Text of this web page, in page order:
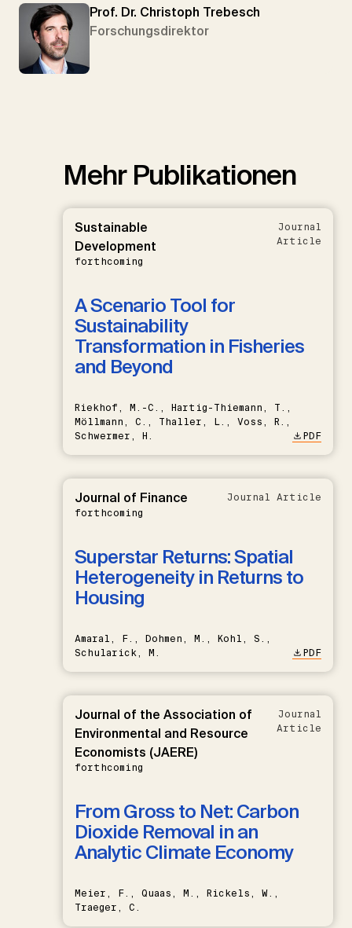
Prof. Dr. Christoph Trebesch
Forschungsdirektor
Mehr Publikationen
Sustainable
Development
forthcoming
Journal
Article
A Scenario Tool for
Sustainability
Transformation in Fisheries
and Beyond
Riekhof, M.-C., Hartig-Thiemann, T.,
Möllmann, C., Thaller, L., Voss, R.,
Schwermer, H.
PDF
Journal of Finance
forthcoming
Journal Article
Superstar Returns: Spatial
Heterogeneity in Returns to
Housing
Amaral, F., Dohmen, M., Kohl, S.,
Schularick, M.
PDF
Journal of the Association of
Environmental and Resource
Economists (JAERE)
forthcoming
Journal
Article
From Gross to Net: Carbon
Dioxide Removal in an
Analytic Climate Economy
Meier, F., Quaas, M., Rickels, W.,
Traeger, C.